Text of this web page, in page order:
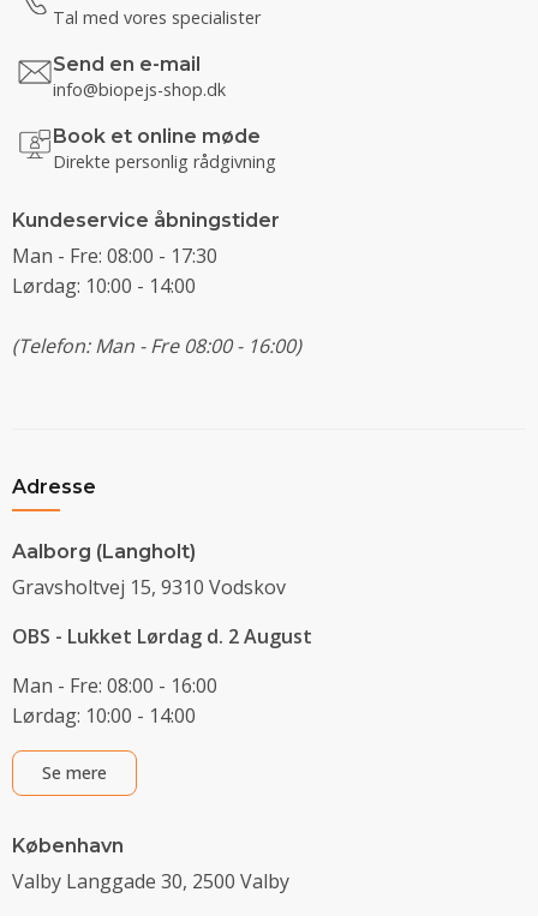
Tal med vores specialister
Send en e-mail
info@biopejs-shop.dk
Book et online møde
Direkte personlig rådgivning
Kundeservice åbningstider
Man - Fre: 08:00 - 17:30
Lørdag: 10:00 - 14:00
(Telefon: Man - Fre 08:00 - 16:00)
Adresse
Aalborg (Langholt)
Gravsholtvej 15, 9310 Vodskov
OBS - Lukket Lørdag d. 2 August
Man - Fre: 08:00 - 16:00
Lørdag: 10:00 - 14:00
Se mere
København
Valby Langgade 30, 2500 Valby